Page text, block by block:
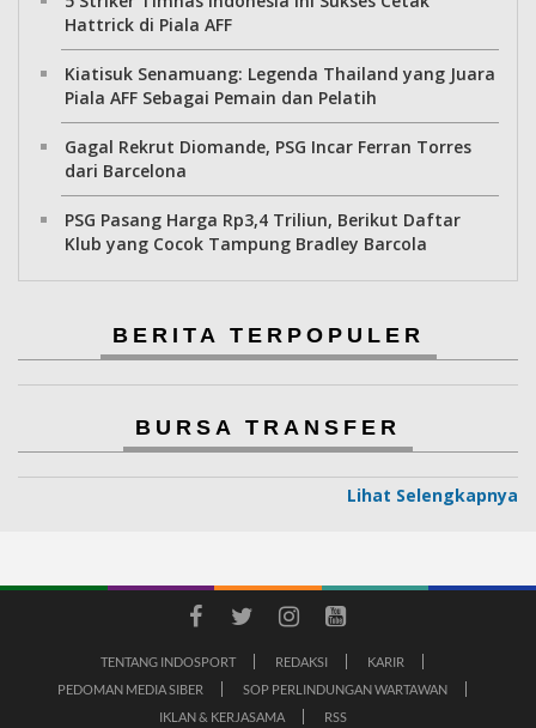
Hattrick di Piala AFF
Kiatisuk Senamuang: Legenda Thailand yang Juara
Piala AFF Sebagai Pemain dan Pelatih
Gagal Rekrut Diomande, PSG Incar Ferran Torres
dari Barcelona
PSG Pasang Harga Rp3,4 Triliun, Berikut Daftar
Klub yang Cocok Tampung Bradley Barcola
BERITA TERPOPULER
BURSA TRANSFER
Lihat Selengkapnya
TENTANG INDOSPORT REDAKSI
KARIR
PEDOMAN MEDIA SIBER
SOP PERLINDUNGAN WARTAWAN
IKLAN & KERJASAMA
RSS